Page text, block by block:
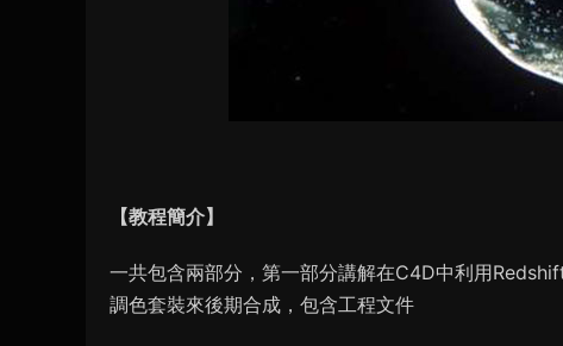
【教程簡介】
一共包含兩部分，第一部分講解在C4D中利用
調色套裝來後期合成，包含工程文件